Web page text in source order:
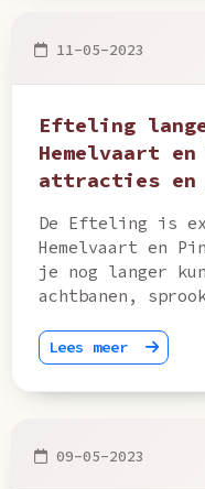
11-05-2023
Efteling
Hemelvaart
attracties en
De Efteling is
Hemelvaart en
je nog langer
achtbanen,
Lees meer
09-05-2023